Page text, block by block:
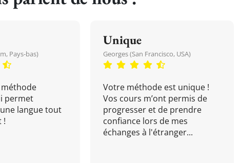
Pays-bas)
permet
langue tout
!
Unique
Georges (San Francisco, USA)
Votre méthode est unique !
Vos cours m’ont permis de
progresser et de prendre
confiance lors de mes
échanges à l'étranger...